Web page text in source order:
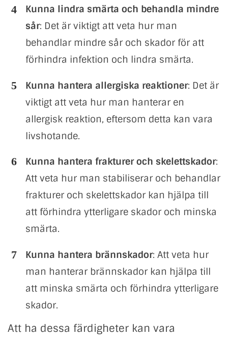
Kunna lindra smärta och behandla mindre
sår: Det är viktigt att veta hur man
behandlar mindre sår och skador för att
förhindra infektion och lindra smärta.
Kunna hantera allergiska reaktioner: Det är
viktigt att veta hur man hanterar en
allergisk reaktion, eftersom detta kan vara
livshotande.
Kunna hantera frakturer och skelettskador:
Att veta hur man stabiliserar och behandlar
frakturer och skelettskador kan hjälpa till
att förhindra ytterligare skador och minska
smärta.
Kunna hantera brännskador: Att veta hur
man hanterar brännskador kan hjälpa till
att minska smärta och förhindra ytterligare
skador.
Att ha dessa färdigheter kan vara